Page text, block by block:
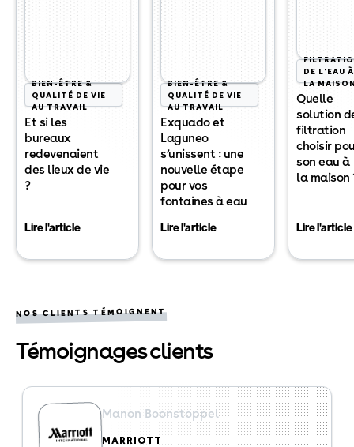
BIEN-ÊTRE &
QUALITÉ DE VIE
AU TRAVAIL
Et si les
bureaux
redevenaient
des lieux de vie
?
Lire l'article
BIEN-ÊTRE &
QUALITÉ DE VIE
AU TRAVAIL
Exquado et
Laguneo
s’unissent : une
nouvelle étape
pour vos
fontaines à eau
Lire l'article
DE L'EAU À
LA
Quelle
solution
filtration
choisir
son eau à
la maison
Lire l'article
NOS CLIENTS TÉMOIGNENT
Témoignages clients
Manon Boonstoppel
MARRIOTT